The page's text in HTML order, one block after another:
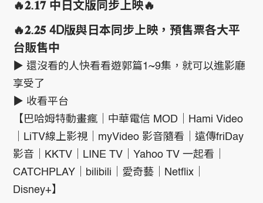
🔥𝟐.𝟏𝟕 中日文版同步上映🔥
🔥𝟐.𝟐𝟓 4D版與日本同步上映，預售票各大平
台販售中
▶ 還沒看的人快看看遊郭篇1~9集，就可以進影廳
享受了
▶ 收看平台
【巴哈姆特動畫瘋｜中華電信 MOD｜Hami Video
｜LiTV線上影視｜myVideo 影音隨看｜遠傳friDay
影音｜KKTV｜LINE TV｜Yahoo TV 一起看｜
CATCHPLAY｜bilibili｜愛奇藝｜Netflix｜
Disney+】